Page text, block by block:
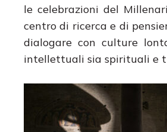
le celebrazioni del
centro di ricerca e di
dialogare con culture
intellettuali sia spirituali e